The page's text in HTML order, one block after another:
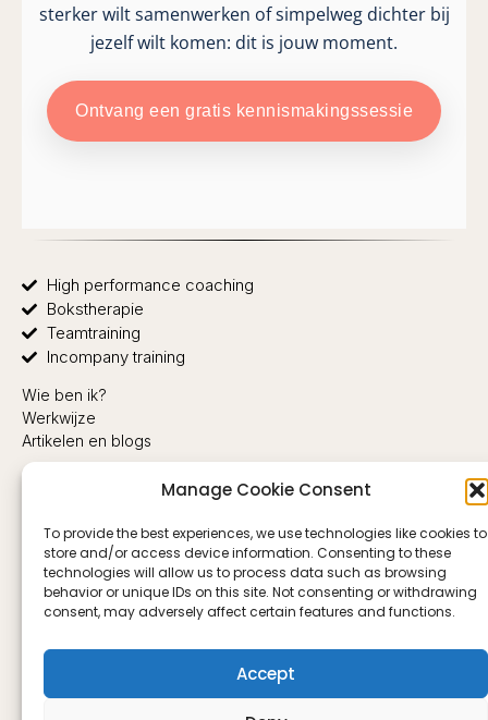
Manage Cookie Consent
To provide the best experiences, we use technologies like cookies to
store and/or access device information. Consenting to these
technologies will allow us to process data such as browsing
behavior or unique IDs on this site. Not consenting or withdrawing
consent, may adversely affect certain features and functions.
Accept
sterker wilt samenwerken of simpelweg dichter bij
jezelf wilt komen: dit is jouw moment.
Ontvang een gratis kennismakingssessie
High performance coaching
Bokstherapie
Teamtraining
Incompany training
Wie ben ik?
Werkwijze
Artikelen en blogs
Privacy
Algemene Voorwaarden
+31 6 11 34 88 50
info@box-to-unbox.com
KVK-nummer 92267556
BTW-nummer NL004946557B83